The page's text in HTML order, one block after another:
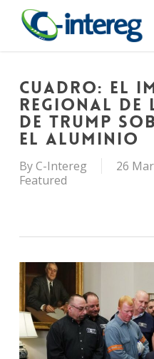
Cuadro: El
regional de
de Trump
el aluminio
ByC-Intereg 26
Featured